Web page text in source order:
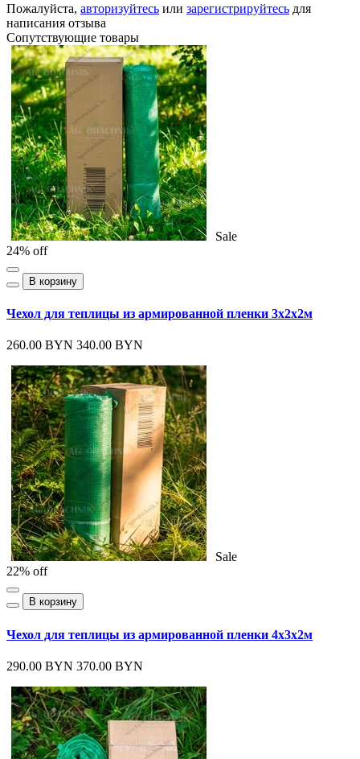
Пожалуйста, авторизуйтесь или зарегистрируйтесь для
написания отзыва
Сопутствующие товары
Sale
24% off
В корзину
Чехол для теплицы из армированной пленки 3х2х2м
260.00 BYN 340.00 BYN
Sale
22% off
В корзину
Чехол для теплицы из армированной пленки 4х3х2м
290.00 BYN 370.00 BYN